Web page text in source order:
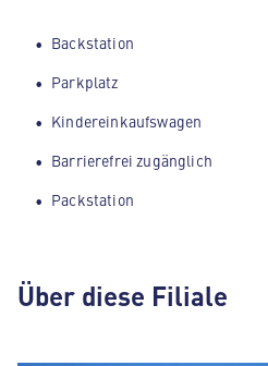
Backstation
Parkplatz
Kindereinkaufswagen
Barrierefrei zugänglich
Packstation
Über diese Filiale